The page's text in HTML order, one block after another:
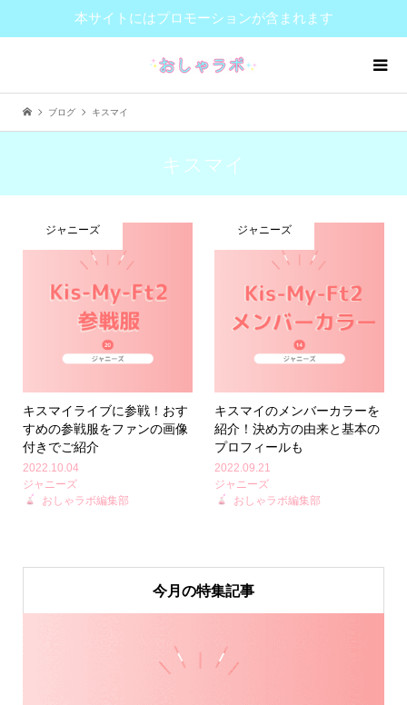
本サイトにはプロモーションが含まれます
ブログ キスマイ
キスマイ
ジャニーズ
キスマイライブに参戦！おす
すめの参戦服をファンの画像
付きでご紹介
2022.10.04
ジャニーズ
おしゃラボ編集部
ジャニーズ
キスマイのメンバーカラーを
紹介！決め方の由来と基本の
プロフィールも
2022.09.21
ジャニーズ
おしゃラボ編集部
今月の特集記事